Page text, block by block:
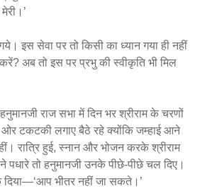
इस सेवा पर तो किसी का ध्यान गया ही नहीं
अब तो इस पर प्रभु की स्वीकृति भी मिल
राज सभा में दिन भर श्रीराम के चरणों
टकटकी लगाए बैठे रहे क्योंकि जम्हाई आने
रात्रि हुई, स्नान और भोजन करके श्रीराम
पधारे तो हनुमानजी उनके पीछे-पीछे चल दिए।
दिया—‘आप भीतर नहीं जा सकते।’